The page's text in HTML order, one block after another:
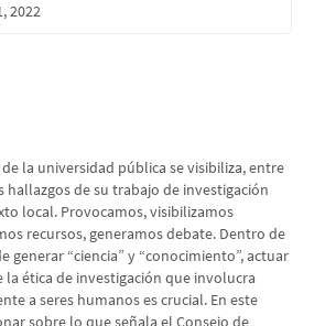
2022
la universidad pública se visibiliza, entre
hallazgos de su trabajo de investigación
local. Provocamos, visibilizamos
recursos, generamos debate. Dentro de
generar “ciencia” y “conocimiento”, actuar
la ética de investigación que involucra
a seres humanos es crucial. En este
sobre lo que señala el Consejo de